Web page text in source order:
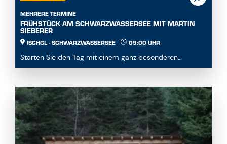
FRÜHSTÜCK AM SCHWARZWASSERSEE MIT MARTIN
SIEBERER
ISCHGL - SCHWARZWASSERSEE 09:00 UHR
Starten Sie den Tag mit einem ganz besonderen
...